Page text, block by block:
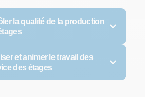
la qualité de la production
et animer le travail des
des étages